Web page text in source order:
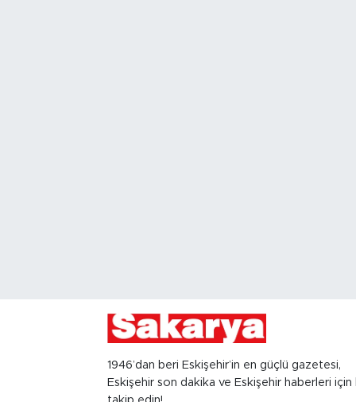
1946’dan beri Eskişehir’in en güçlü gazetesi,
Eskişehir son dakika ve Eskişehir haberleri için